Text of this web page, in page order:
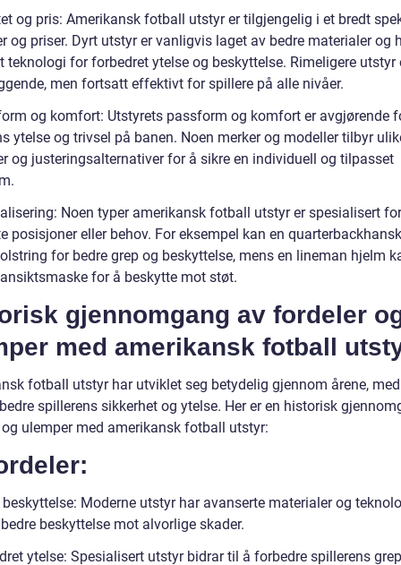
og pris: Amerikansk fotball utstyr er tilgjengelig i et bredt
og priser. Dyrt utstyr er vanligvis laget av bedre materialer og
teknologi for forbedret ytelse og beskyttelse. Rimeligere utstyr
men fortsatt effektivt for spillere på alle nivåer.
og komfort: Utstyrets passform og komfort er avgjørende
ytelse og trivsel på banen. Noen merker og modeller tilbyr
og justeringsalternativer for å sikre en individuell og tilpasset
Noen typer amerikansk fotball utstyr er spesialisert for
posisjoner eller behov. For eksempel kan en
for bedre grep og beskyttelse, mens en lineman hjelm
for å beskytte mot støt.
gjennomgang av fordeler
med amerikansk fotball
fotball utstyr har utviklet seg betydelig gjennom årene,
spillerens sikkerhet og ytelse. Her er en historisk
ulemper med amerikansk fotball utstyr:
Moderne utstyr har avanserte materialer og
beskyttelse mot alvorlige skader.
ytelse: Spesialisert utstyr bidrar til å forbedre spillerens